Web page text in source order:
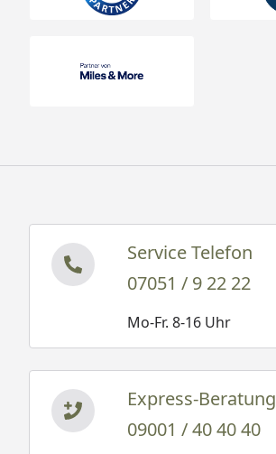
Service Telefon
07051 / 9 22 22
Mo-Fr. 8-16 Uhr
Express-Beratung
09001 / 40 40 40